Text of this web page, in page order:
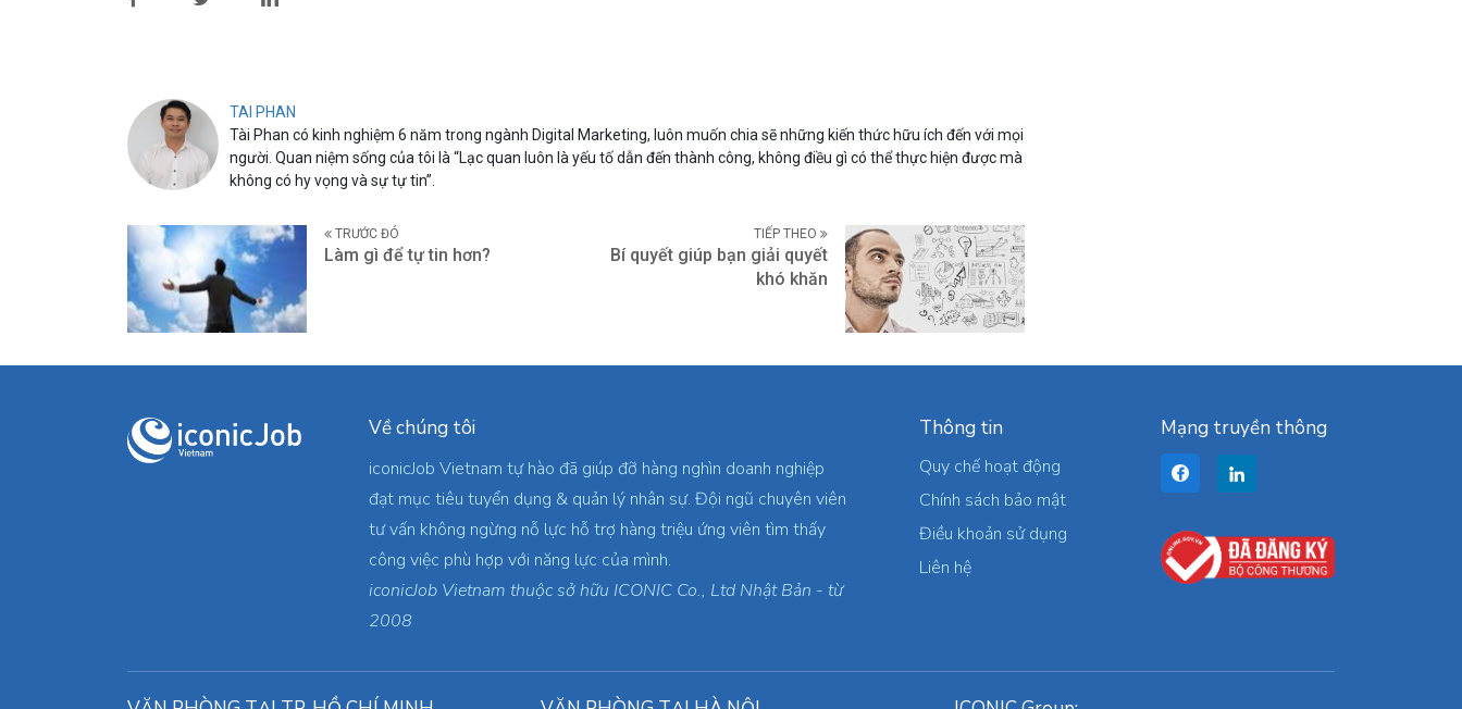
TAI PHAN
Tài Phan có kinh nghiệm 6 năm trong ngành Digital Marketing, luôn muốn chia sẽ những kiến thức hữu ích đến với mọi
người. Quan niệm sống của tôi là “Lạc quan luôn là yếu tố dẫn đến thành công, không điều gì có thể thực hiện được mà
không có hy vọng và sự tự tin”.
TRƯỚC ĐÓ
Làm gì để tự tin hơn?
TIẾP THEO
Bí quyết giúp bạn giải quyết
khó khăn
Về chúng tôi
iconicJob Vietnam tự hào đã giúp đỡ hàng nghìn doanh nghiệp
đạt mục tiêu tuyển dụng & quản lý nhân sự. Đội ngũ chuyên viên
tư vấn không ngừng nỗ lực hỗ trợ hàng triệu ứng viên tìm thấy
công việc phù hợp với năng lực của mình.
iconicJob Vietnam thuộc sở hữu ICONIC Co., Ltd Nhật Bản - từ
2008
Thông tin
Quy chế hoạt động
Chính sách bảo mật
Điều khoản sử dụng
Liên hệ
Mạng truyền thông